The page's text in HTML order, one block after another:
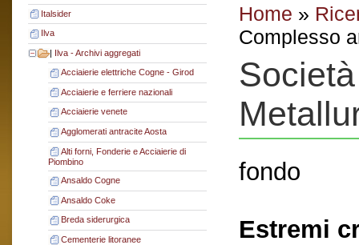
Italsider
Ilva
| Ilva - Archivi aggregati
Acciaierie elettriche Cogne - Girod
Acciaierie e ferriere nazionali
Acciaierie venete
Agglomerati antracite Aosta
Alti forni, Fonderie e Acciaierie di
Piombino
Ansaldo Cogne
Ansaldo Coke
Breda siderurgica
Cementerie litoranee
Home »
Complesso
fondo
Estremi